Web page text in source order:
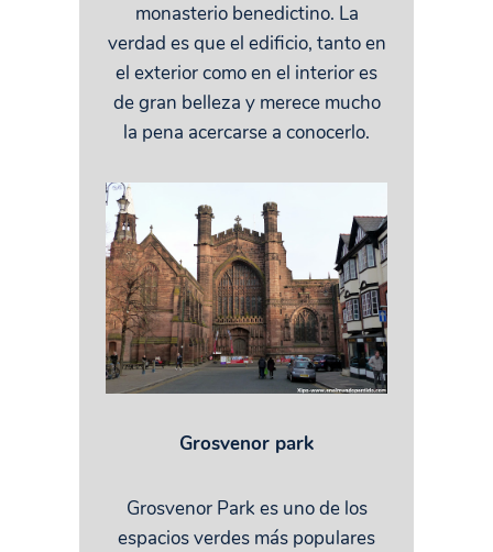
monasterio benedictino. La
verdad es que el edificio, tanto en
el exterior como en el interior es
de gran belleza y merece mucho
la pena acercarse a conocerlo.
Grosvenor park
Grosvenor Park es uno de los
espacios verdes más populares